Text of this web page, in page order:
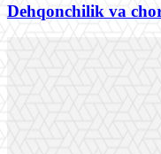
Dehqonchilik va